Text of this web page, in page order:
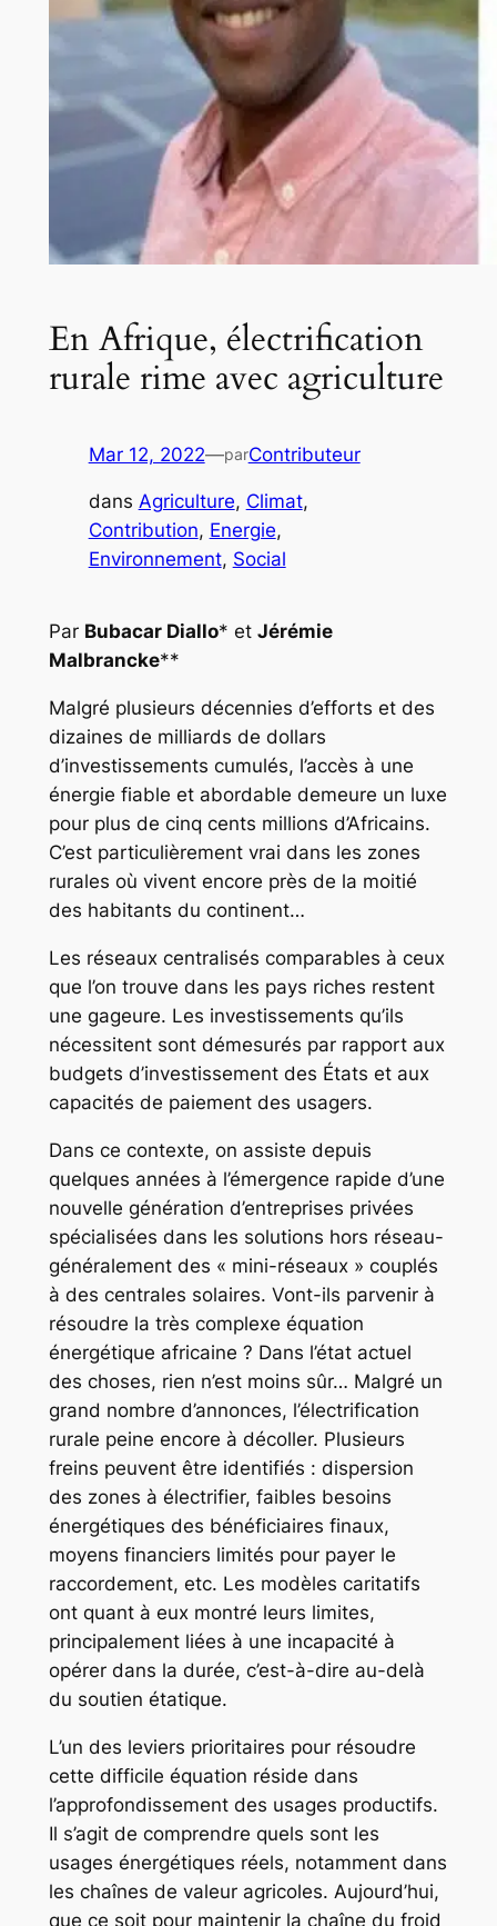
En Afrique, électrification
rurale rime avec agriculture
Mar 12, 2022—parContributeur
dans Agriculture, Climat
Contribution, Energie
Environnement, Social
Par Bubacar Diallo* et Jérémie
Malbrancke**
Malgré plusieurs décennies d’efforts et des
dizaines de milliards de dollars
d’investissements cumulés, l’accès à une
énergie fiable et abordable demeure un luxe
pour plus de cinq cents millions d’Africains.
C’est particulièrement vrai dans les zones
rurales où vivent encore près de la moitié
des habitants du continent…
Les réseaux centralisés comparables à ceux
que l’on trouve dans les pays riches restent
une gageure. Les investissements qu’ils
nécessitent sont démesurés par rapport aux
budgets d’investissement des États et aux
capacités de paiement des usagers.
Dans ce contexte, on assiste depuis
quelques années à l’émergence rapide d’une
nouvelle génération d’entreprises privées
spécialisées dans les solutions hors réseau-
généralement des « mini-réseaux » couplés
à des centrales solaires. Vont-ils parvenir à
résoudre la très complexe équation
énergétique africaine ? Dans l’état actuel
des choses, rien n’est moins sûr… Malgré un
grand nombre d’annonces, l’électrification
rurale peine encore à décoller. Plusieurs
freins peuvent être identifiés : dispersion
des zones à électrifier, faibles besoins
énergétiques des bénéficiaires finaux,
moyens financiers limités pour payer le
raccordement, etc. Les modèles caritatifs
ont quant à eux montré leurs limites,
principalement liées à une incapacité à
opérer dans la durée, c’est-à-dire au-delà
du soutien étatique.
L’un des leviers prioritaires pour résoudre
cette difficile équation réside dans
l’approfondissement des usages productifs.
Il s’agit de comprendre quels sont les
usages énergétiques réels, notamment dans
les chaînes de valeur agricoles. Aujourd’hui,
que ce soit pour maintenir la chaîne du froid